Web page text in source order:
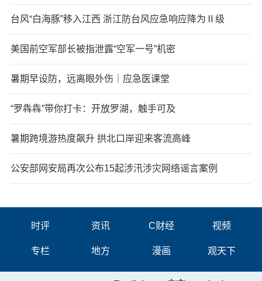
台风“白海豚”移入江西 浙江防台风应急响应降为Ⅱ级
美国前空军部长被指泄露“空军一号”机密
暑期早设防，远离眼外伤｜应急医课堂
“罗犇犇”带你打卡：开放罗湖，触手可及
暑期跨境游热度飙升 拱北口岸迎来客流高峰
公安部网安局再次公布15起涉汛涉灾网络谣言案例
时评 资讯 C财经 视频
专栏 地方 漫画 观天下